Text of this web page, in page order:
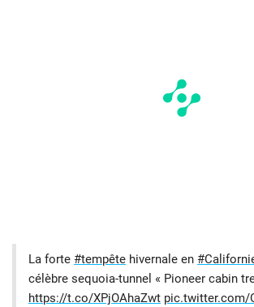
La forte #tempête hivernale en
célèbre sequoia-tunnel « Pioneer cabin
https://t.co/XPjOAhaZwt pic.twitter.com/